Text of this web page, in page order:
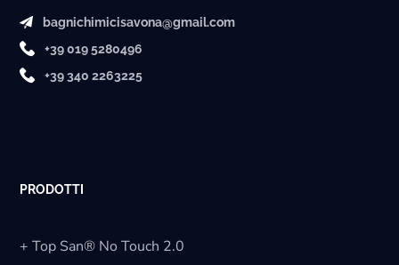
bagnichimicisavona@gmail.com
+39 019 5280496
+39 340 2263225
PRODOTTI
+ Top San® No Touch 2.0